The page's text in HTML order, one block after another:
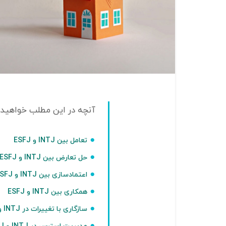
تعامل بین INTJ و ESFJ
حل تعارض بین INTJ و ESFJ
اعتمادسازی بین INTJ و ESFJ
همکاری بین INTJ و ESFJ
سازگاری با تغییرات در INTJ و ESFJ